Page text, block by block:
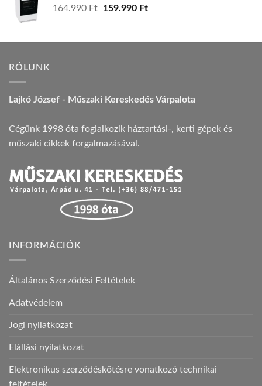
164.990Ft
Original
164.990 Ft.
159.990 FtCurrent
159.990 Ft.
RÓLUNK
Lajkó József - Műszaki Kereskedés Várpalota
Cégünk 1998 óta foglalkozik háztartási-, kerti gépek és
műszaki cikkek forgalmazásával.
INFORMÁCIÓK
Általános Szerződési Feltételek
Adatvédelem
Jogi nyilatkozat
Elállási nyilatkozat
Elektronikus szerződéskötésre vonatkozó technikai